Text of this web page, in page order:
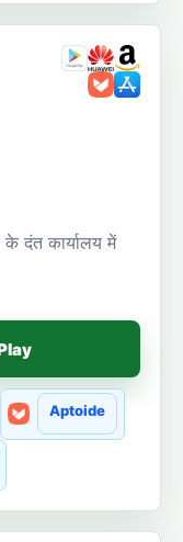
दंत कार्यालय में
Aptoide